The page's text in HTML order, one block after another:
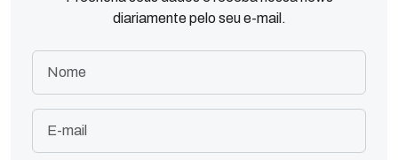
diariamente pelo seu e-mail.